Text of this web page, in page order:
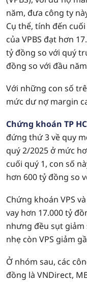
năm, đưa công ty
Cụ thể, tính đến
của VPBS đạt hơn
tỷ đồng so với quý
đồng so với đầu
Với những con số
mức dư nợ margin
Chứng khoán TP
đứng thứ 3 về quy
quý 2/2025 ở mức
cuối quý 1, con số
hơn 600 tỷ đồng so
Chứng khoán VPS
vay hơn 17.000 tỷ
nhưng đều sụt giảm
nhẹ còn VPS giảm
Ở nhóm sau, các
đồng là VNDirect,